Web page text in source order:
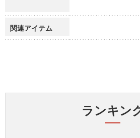
関連アイテム
ランキン